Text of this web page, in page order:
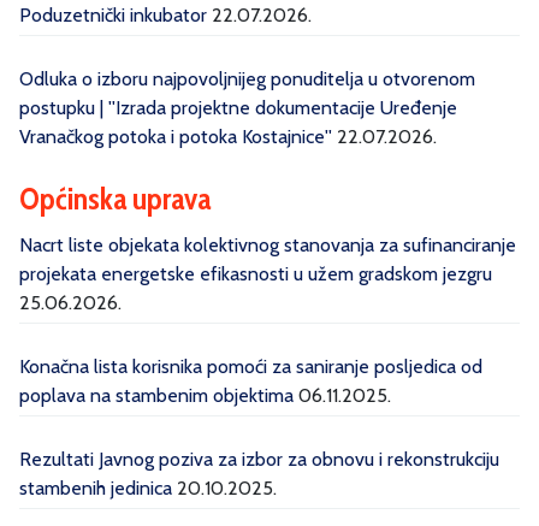
Poduzetnički inkubator 22.07.2026.
Odluka o izboru najpovoljnijeg ponuditelja u otvorenom
postupku | ''Izrada projektne dokumentacije Uređenje
Vranačkog potoka i potoka Kostajnice'' 22.07.2026.
Općinska uprava
Nacrt liste objekata kolektivnog stanovanja za sufinanciranje
projekata energetske efikasnosti u užem gradskom jezgru
25.06.2026.
Konačna lista korisnika pomoći za saniranje posljedica od
poplava na stambenim objektima 06.11.2025.
Rezultati Javnog poziva za izbor za obnovu i rekonstrukciju
stambenih jedinica 20.10.2025.